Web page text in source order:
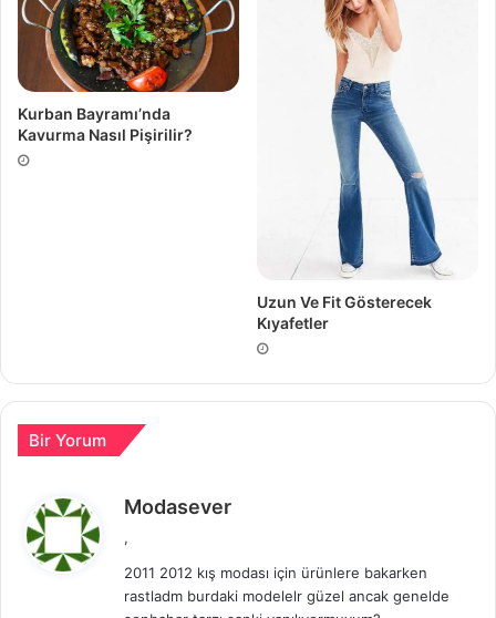
Kurban Bayramı’nda
Kavurma Nasıl Pişirilir?
Uzun Ve Fit Gösterecek
Kıyafetler
Bir Yorum
Modasever
i
k
,
2011 2012 kış modası için ürünlere bakarken
rastladm burdaki modelelr güzel ancak genelde